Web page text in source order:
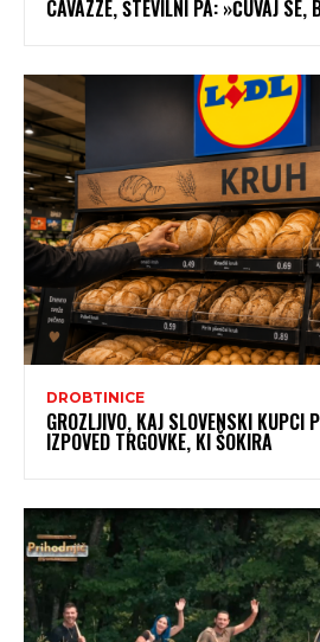
CAVAZZE, ŠTEVILNI PA: »ČUVAJ SE,
DROBTINICE
GROZLJIVO, KAJ SLOVENSKI KUPCI
IZPOVED TRGOVKE, KI ŠOKIRA